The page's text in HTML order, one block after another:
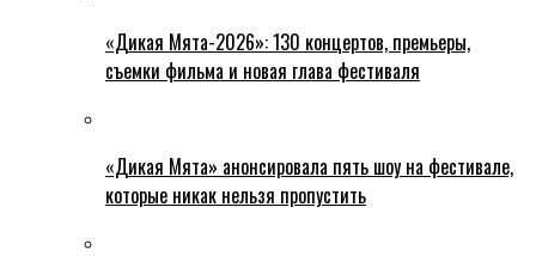
«Дикая Мята-2026»: 130 концертов, премьеры,
съемки фильма и новая глава фестиваля
«Дикая Мята» анонсировала пять шоу на фестивале,
которые никак нельзя пропустить